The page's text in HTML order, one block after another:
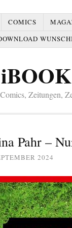
COMICS
Zeitungen,
Pahr –
2024